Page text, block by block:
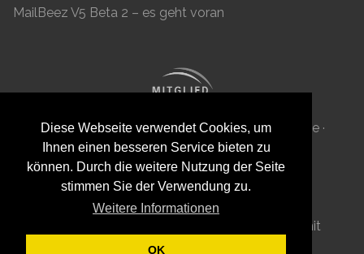
Diese Webseite verwendet Cookies, um
Ihnen einen besseren Service bieten zu
können. Durch die weitere Nutzung der Seite
stimmen Sie der Verwendung zu.
Weitere Informationen
OK
MailBeez V5 Beta 2 – es geht voran
MailBeez Aps · Ved Anlæget 6B · DK 7100 Vejle ·
Dänemark · Reg-ID: DK 34087040
mit
Grav